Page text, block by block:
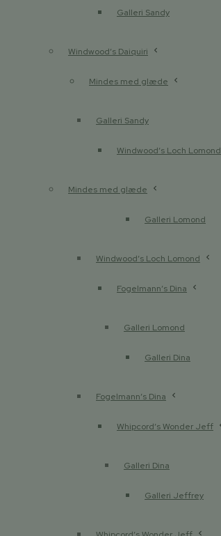
Galleri Sandy
Mindes med glæde
Windwood’s Loch Lomond
Galleri Lomond
Fogelmann’s Dina
Galleri Dina
Whipcord’s Wonder Jeff
Galleri Jeffrey
Windwood’s Daiquiri
Galleri Sandy
Mindes med glæde
Windwood’s Loch Lomond
Galleri Lomond
Fogelmann’s Dina
Galleri Dina